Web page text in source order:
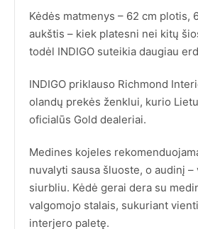
Kėdės matmenys – 62 cm plotis,
aukštis – kiek platesni nei kitų
todėl INDIGO suteikia daugiau
INDIGO priklauso Richmond
olandų prekės ženklui, kurio
oficialūs Gold dealeriai.
Medines kojeles
nuvalyti sausa šluoste, o audinį –
siurbliu. Kėdė gerai dera su
valgomojo stalais, sukuriant
interjero paletę.